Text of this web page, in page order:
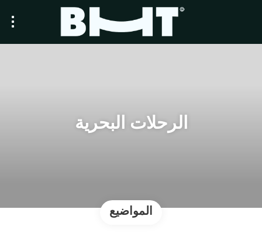
الرحلات البحرية
المواضيع